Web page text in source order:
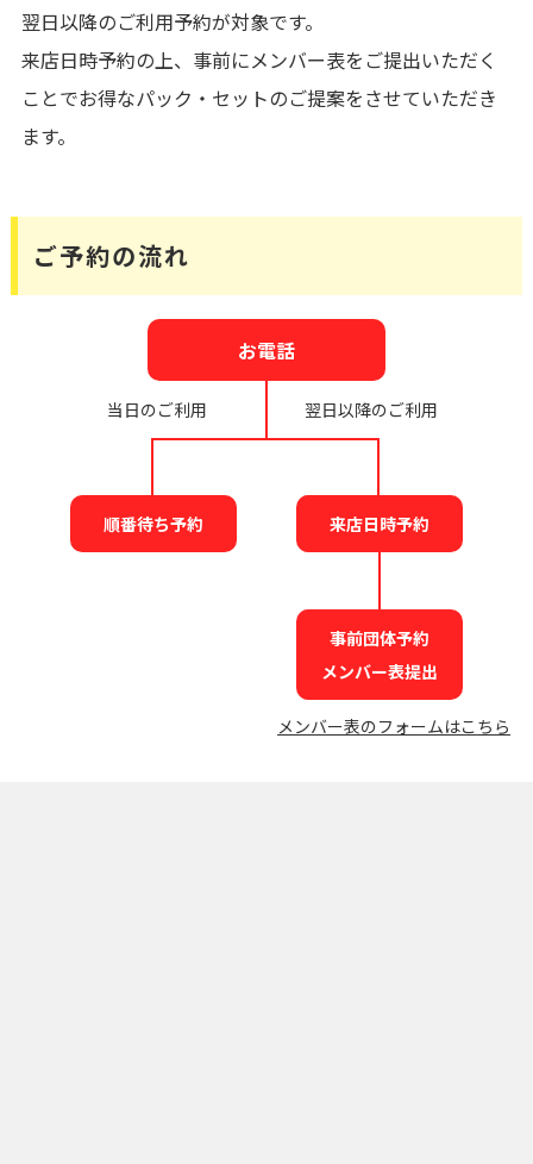
翌日以降のご利用予約が対象です。
来店日時予約の上、事前にメンバー表をご提出いただく
ことでお得なパック・セットのご提案をさせていただき
ます。
ご予約の流れ
お電話
当日のご利用 翌日以降のご利用
順番待ち予約 来店日時予約
事前団体予約
メンバー表提出
メンバー表のフォームはこちら